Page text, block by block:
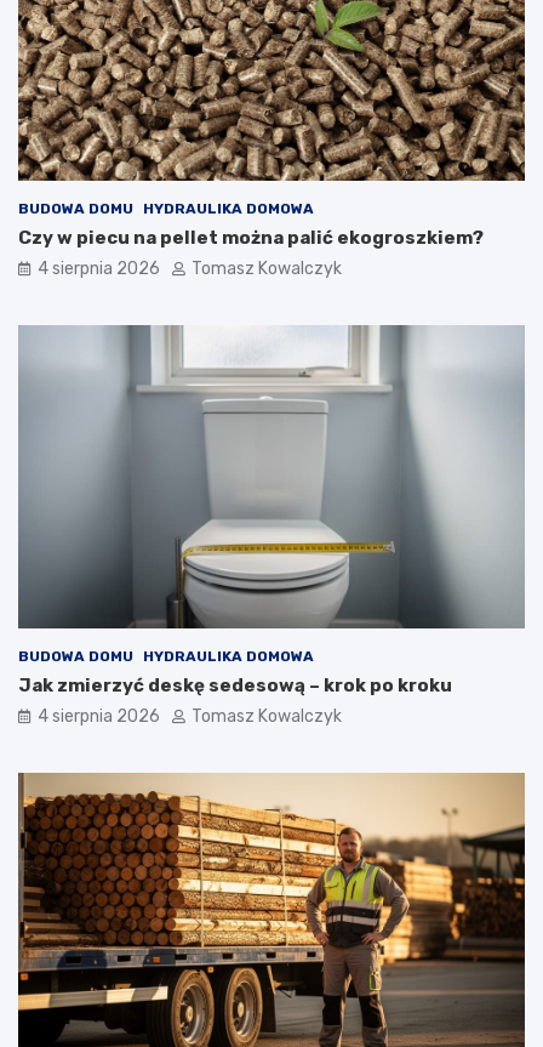
BUDOWA DOMU HYDRAULIKA DOMOWA
Czy w piecu na pellet można palić ekogroszkiem?
4 sierpnia 2026 Tomasz Kowalczyk
BUDOWA DOMU HYDRAULIKA DOMOWA
Jak zmierzyć deskę sedesową – krok po kroku
4 sierpnia 2026 Tomasz Kowalczyk